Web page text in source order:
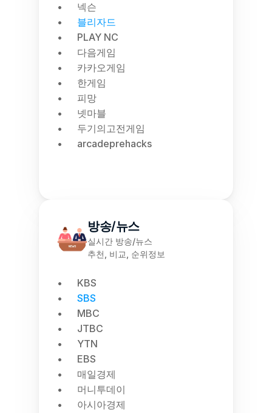
넥슨
블리자드
PLAY NC
다음게임
카카오게임
한게임
피망
넷마블
두기의고전게임
arcadeprehacks
방송/뉴스
실시간 방송/뉴스
추천, 비교, 순위정보
KBS
SBS
MBC
JTBC
YTN
EBS
매일경제
머니투데이
아시아경제